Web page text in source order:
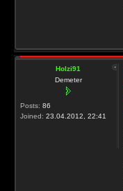
Holzi91
Demeter
Posts: 86
Joined: 23.04.2012, 22:41